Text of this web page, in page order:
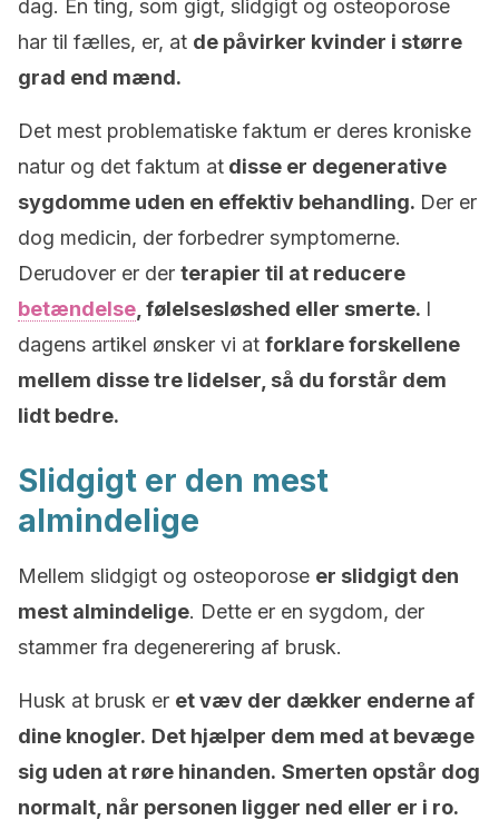
dag. En ting, som gigt, slidgigt og osteoporose
har til fælles, er, at de påvirker kvinder i større
grad end mænd.
Det mest problematiske faktum er deres kroniske
natur og det faktum at disse er degenerative
sygdomme uden en effektiv behandling. Der er
dog medicin, der forbedrer symptomerne.
Derudover er der terapier til at reducere
betændelse , følelsesløshed eller smerte. I
dagens artikel ønsker vi at forklare forskellene
mellem disse tre lidelser, så du forstår dem
lidt bedre.
Slidgigt er den mest
almindelige
Mellem slidgigt og osteoporose er slidgigt den
mest almindelige. Dette er en sygdom, der
stammer fra degenerering af brusk.
Husk at brusk er et væv der dækker enderne af
dine knogler. Det hjælper dem med at bevæge
sig uden at røre hinanden. Smerten opstår dog
normalt, når personen ligger ned eller er i ro.